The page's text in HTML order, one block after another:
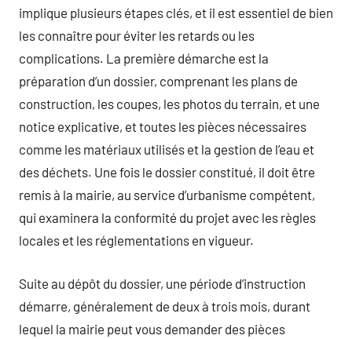
implique plusieurs étapes clés, et il est essentiel de bien
les connaître pour éviter les retards ou les
complications. La première démarche est la
préparation d’un dossier, comprenant les plans de
construction, les coupes, les photos du terrain, et une
notice explicative, et toutes les pièces nécessaires
comme les matériaux utilisés et la gestion de l’eau et
des déchets. Une fois le dossier constitué, il doit être
remis à la mairie, au service d’urbanisme compétent,
qui examinera la conformité du projet avec les règles
locales et les réglementations en vigueur.
Suite au dépôt du dossier, une période d’instruction
démarre, généralement de deux à trois mois, durant
lequel la mairie peut vous demander des pièces